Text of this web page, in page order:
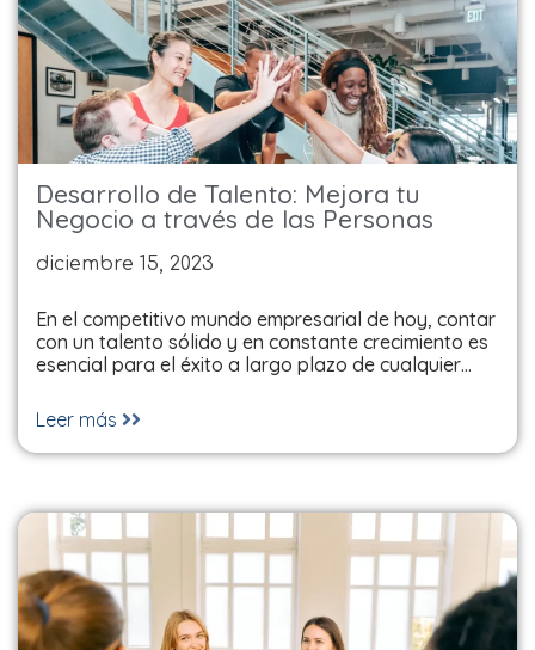
Desarrollo de Talento: Mejora tu
Negocio a través de las Personas
diciembre 15, 2023
En el competitivo mundo empresarial de hoy, contar
con un talento sólido y en constante crecimiento es
esencial para el éxito a largo plazo de cualquier…
Leer más